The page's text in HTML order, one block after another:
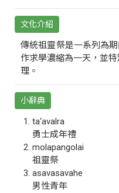
文化介紹
傳統祖靈祭是一系列為
作求學濃縮為一天，並
理。
小辭典
ta‘avalra
勇士成年禮
molapangolai
祖靈祭
asavasavahe
男性青年